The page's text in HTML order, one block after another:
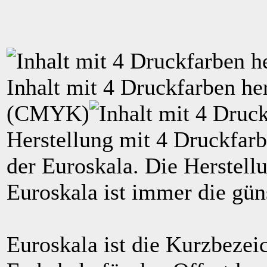
Inhalt mit 4 Druckfarben
(CMYK)
Herstellung mit 4
der Euroskala. Die
Euroskala ist immer die
Euroskala ist die